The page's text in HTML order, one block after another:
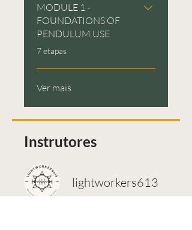
MODULE 1 -
FOUNDATIONS OF
PENDULUM USE
.7 etapas
Ver mais
Instrutores
lightworkers613